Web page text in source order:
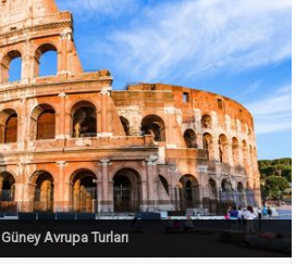
Güney Avrupa Turları